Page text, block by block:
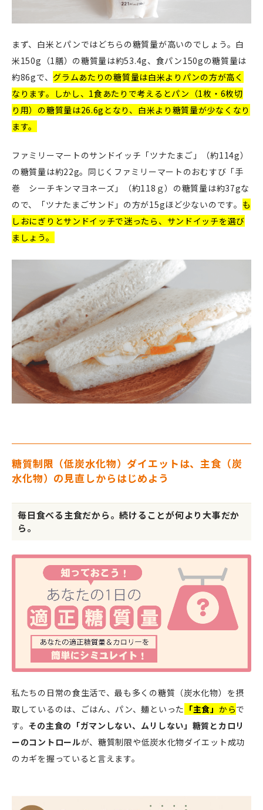
まず、白米とパンではどちらの糖質量が高いのでしょう。白
米150g（1膳）の糖質量は約53.4g、食パン150gの糖質量は
約86gで、 グラムあたりの糖質量は白米よりパンの方が高く
なります。しかし、1食あたりで考えるとパン（1枚・6枚切
り用）の糖質量は26.6gとなり、白米より糖質量が少なくなり
ます。
ファミリーマートのサンドイッチ「ツナたまご」（約114g）
の糖質量は約22g。同じくファミリーマートのおむすび「手
巻 シーチキンマヨネーズ」（約118ｇ）の糖質量は約37gな
ので、「ツナたまごサンド」の方が15gほど少ないのです。 も
しおにぎりとサンドイッチで迷ったら、サンドイッチを選び
ましょう。
糖質制限（低炭水化物）ダイエットは、主食（炭
水化物）の見直しからはじめよう
毎日食べる主食だから。続けることが何より大事だか
ら。
私たちの日常の食生活で、最も多くの糖質（炭水化物）を摂
取しているのは、ごはん、パン、麺といった 「主食」 からで
す。 その主食の「ガマンしない、ムリしない」糖質とカロリ
ーのコントロールが、糖質制限や低炭水化物ダイエット成功
のカギを握っていると言えます。